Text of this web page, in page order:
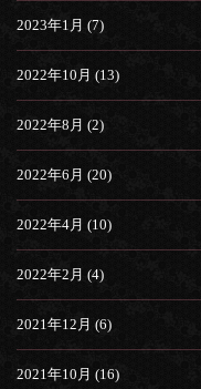
2023年1月 (7)
2022年10月 (13)
2022年8月 (2)
2022年6月 (20)
2022年4月 (10)
2022年2月 (4)
2021年12月 (6)
2021年10月 (16)